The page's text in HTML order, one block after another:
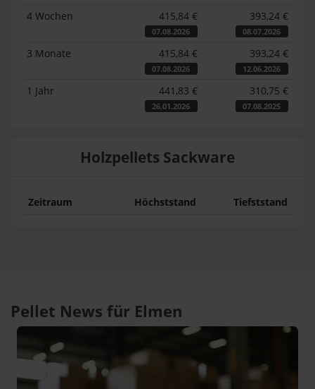
4 Wochen
415,84 €
07.08.2026
393,24 €
08.07.2026
3 Monate 415,84 €
07.08.2026
393,24 €
12.06.2026
1 Jahr 441,83 €
26.01.2026
310,75 €
07.08.2025
Holzpellets Sackware
Zeitraum Höchststand Tiefststand
Pellet News für Elmen